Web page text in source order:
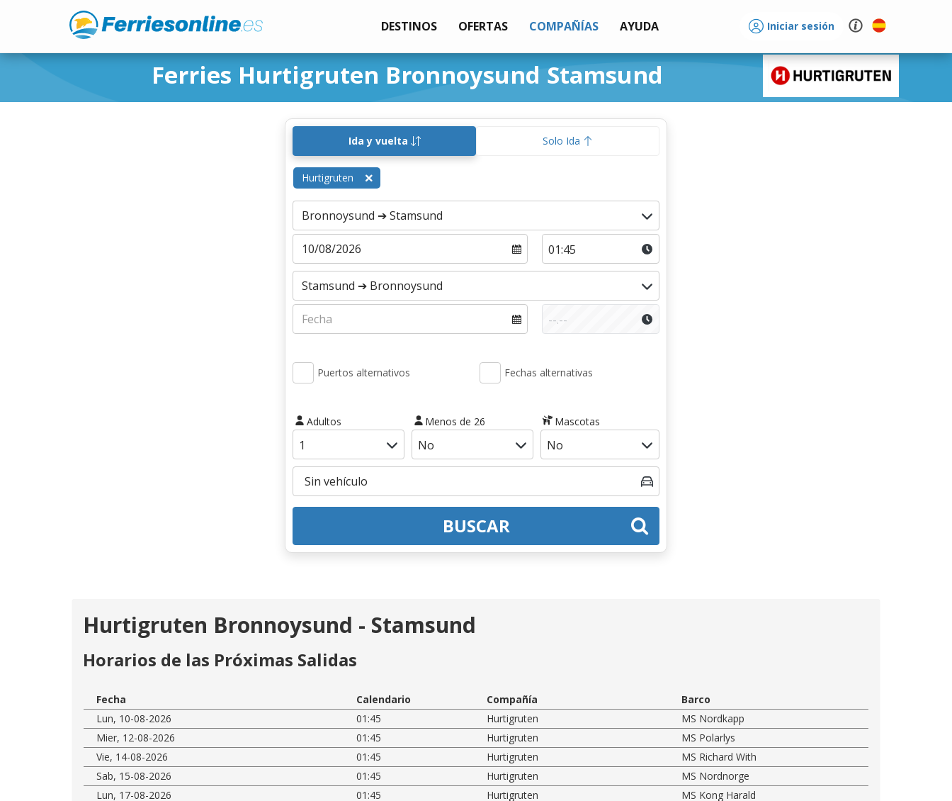
DESTINOS OFERTAS COMPAÑÍAS AYUDA Iniciar sesión
Ferries Hurtigruten Bronnoysund Stamsund
Ida y vuelta Solo Ida
Hurtigruten
Puertos alternativos Fechas alternativas
Adultos Menos de 26 Mascotas
BUSCAR
Hurtigruten Bronnoysund - Stamsund
Horarios de las Próximas Salidas
Fecha Calendario Compañía
Barco
Lun, 10-08-2026
01:45 Hurtigruten
MS Nordkapp
Mier, 12-08-2026
01:45 Hurtigruten
MS Polarlys
Vie, 14-08-2026
01:45 Hurtigruten
MS Richard With
Sab, 15-08-2026
01:45 Hurtigruten
MS Nordnorge
Lun, 17-08-2026
01:45 Hurtigruten
MS Kong Harald